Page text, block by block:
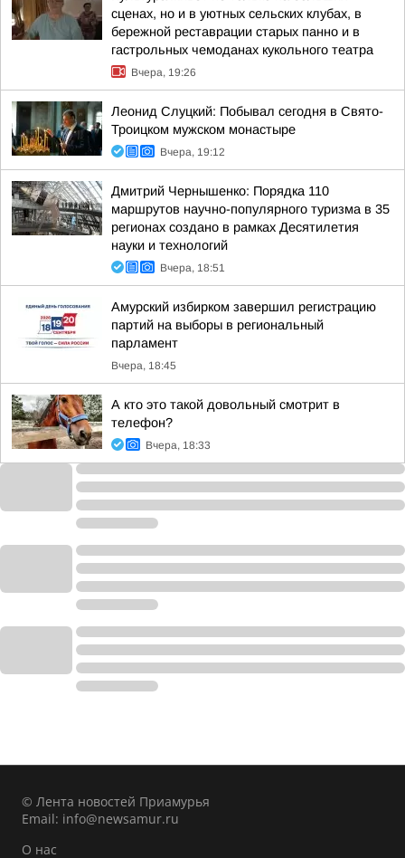
сценах, но и в уютных сельских клубах, в
бережной реставрации старых панно и в
гастрольных чемоданах кукольного театра
Вчера, 19:26
Леонид Слуцкий: Побывал сегодня в Свято-
Троицком мужском монастыре
Вчера, 19:12
Дмитрий Чернышенко: Порядка 110
маршрутов научно-популярного туризма в 35
регионах создано в рамках Десятилетия
науки и технологий
Вчера, 18:51
Амурский избирком завершил регистрацию
партий на выборы в региональный
парламент
Вчера, 18:45
А кто это такой довольный смотрит в
телефон?
Вчера, 18:33
© Лента новостей Приамурья
Email: info@newsamur.ru
О нас